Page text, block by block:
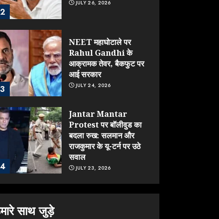
2
JULY 26, 2026
3
NEET महाघोटाले पर
Rahul Gandhi के
आक्रामक तेवर, बैकफुट पर
आई सरकार
JULY 24, 2026
4
Jantar Mantar
Protest पर बॉलीवुड का
बदला रुख: सलमान और
राजकुमार के यू-टर्न पर उठे
सवाल
JULY 23, 2026
ONGC के खजाने से RSS
साथ जुड़े